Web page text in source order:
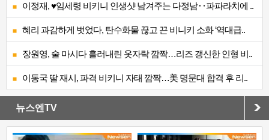
이정재, ♥임세령 비키니 인생샷 남겨주는 다정남‥파파라치에 ..
혜리 과감하게 벗었다, 탄수화물 끊고 끈 비니키 소화 ‘역대급..
장원영, 술 마시다 흘러내린 옷자락 깜짝…리즈 갱신한 인형 비..
이동국 딸 재시, 파격 비키니 자태 깜짝…美 명문대 합격 후 리..
뉴스엔TV